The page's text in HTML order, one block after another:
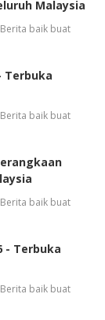
Malaysia
baik buat
Terbuka
baik buat
baik buat
- Terbuka
baik buat